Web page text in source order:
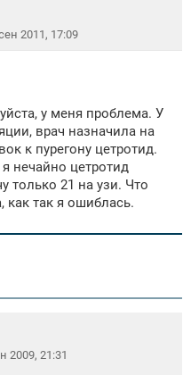
2011, 17:09
у меня проблема. У
врач назначила на
к пурегону цетротид.
нечайно цетротид
только 21 на узи. Что
как так я ошиблась.
2009, 21:31